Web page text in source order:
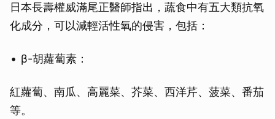
日本長壽權威滿尾正醫師指出，蔬食中有五大類抗氧
化成分，可以減輕活性氧的侵害，包括：
β-胡蘿蔔素：
紅蘿蔔、南瓜、高麗菜、芥菜、西洋芹、菠菜、番茄
等。